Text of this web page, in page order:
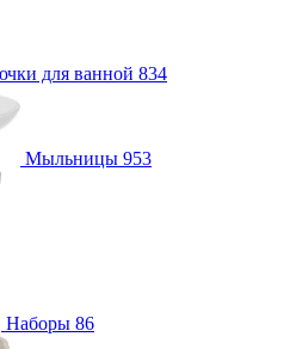
для ванной 834
Мыльницы 953
Наборы 86